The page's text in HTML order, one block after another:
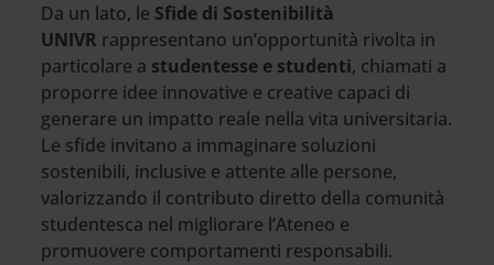
Da un lato, le Sfide di Sostenibilità
UNIVR rappresentano un’opportunità rivolta in
particolare a studentesse e studenti, chiamati a
proporre idee innovative e creative capaci di
generare un impatto reale nella vita universitaria.
Le sfide invitano a immaginare soluzioni
sostenibili, inclusive e attente alle persone,
valorizzando il contributo diretto della comunità
studentesca nel migliorare l’Ateneo e
promuovere comportamenti responsabili.